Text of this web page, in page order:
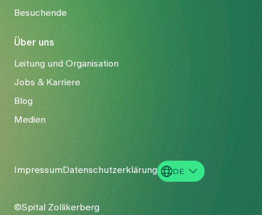
Besuchende
Über uns
Leitung und Organisation
Jobs & Karriere
Blog
Medien
ImpressumDatenschutzerklärung
DE
©Spital Zollikerberg